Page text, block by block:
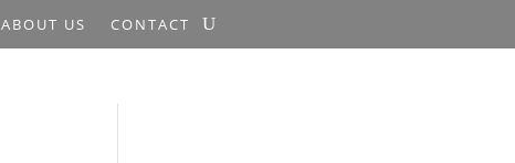
ABOUT US CONTACT